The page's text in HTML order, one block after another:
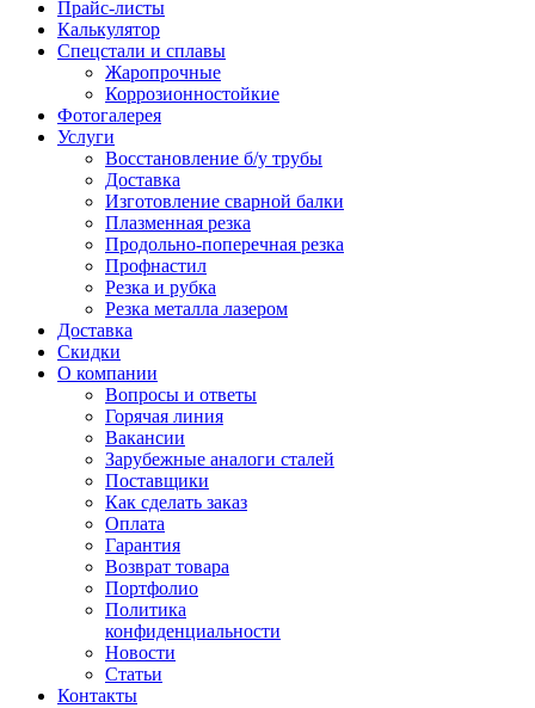
Прайс-листы
Калькулятор
Спецстали и сплавы
Жаропрочные
Коррозионностойкие
Фотогалерея
Услуги
Восстановление б/у трубы
Доставка
Изготовление сварной балки
Плазменная резка
Продольно-поперечная резка
Профнастил
Резка и рубка
Резка металла лазером
Доставка
Скидки
О компании
Вопросы и ответы
Горячая линия
Вакансии
Зарубежные аналоги сталей
Поставщики
Как сделать заказ
Оплата
Гарантия
Возврат товара
Портфолио
Политика
конфиденциальности
Новости
Статьи
Контакты